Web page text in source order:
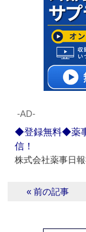
‐AD‐
◆登録無料◆薬
信！
株式会社薬事日
« 前の記事